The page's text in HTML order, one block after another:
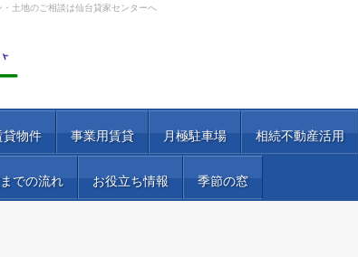
土地のご相談は仙台貸家センターへ
貸物件 事業用賃貸 月極駐車場 相続不動産活用
での流れ お役立ち情報 季節の窓